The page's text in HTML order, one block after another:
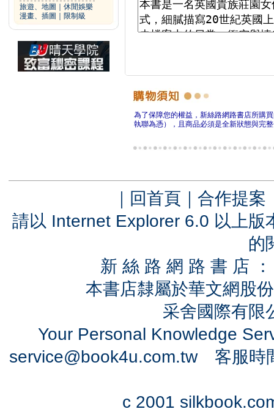
旅遊、地圖
休閒娛樂
漫畫、插圖
限制級
為了保障您的權益，新絲路網路書店所購
執聯為憑），且商品必須是全新狀態與完
｜ 回首頁 ｜ 合作提案
請以 Internet Explorer 6.0 以上
的
新 絲 路 網 路 書 店
本書店隸屬於華文網股
采舍國際有
Your Personal Knowledge
service@book4u.com.tw客服時
c 2001